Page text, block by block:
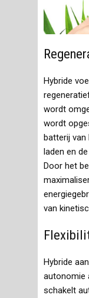
Hybride
wordt
wordt
batterij
laden en
Door het
van
Hybride
autonomie
schakelt